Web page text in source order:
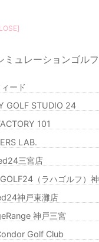
]
ミュレーションゴル
ード
GOLF STUDIO 24
101
LAB.
三宮店
（ラハゴルフ）
神戸東灘店
神戸三宮
Golf Club